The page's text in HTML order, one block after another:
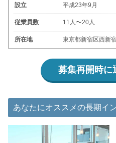
設立 平成23年9月
従業員数 11人〜20人
所在地 東京都新宿区西新
募集再開時に
あなたにオススメの長期イ